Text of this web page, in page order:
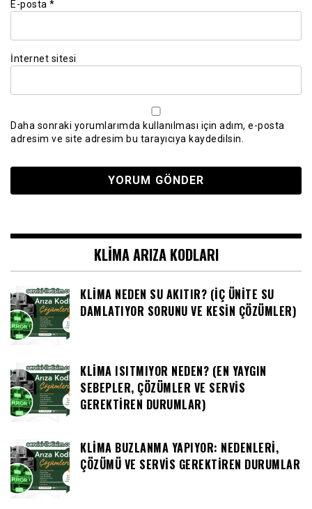
E-posta *
İnternet sitesi
Daha sonraki yorumlarımda kullanılması için adım, e-posta
adresim ve site adresim bu tarayıcıya kaydedilsin.
KLIMA ARIZA KODLARI
KLIMA NEDEN SU AKITIR? (İÇ ÜNITE SU
DAMLATIYOR SORUNU VE KESIN ÇÖZÜMLER)
KLIMA ISITMIYOR NEDEN? (EN YAYGIN
SEBEPLER, ÇÖZÜMLER VE SERVIS
GEREKTIREN DURUMLAR)
KLIMA BUZLANMA YAPIYOR: NEDENLERI,
ÇÖZÜMÜ VE SERVIS GEREKTIREN DURUMLAR